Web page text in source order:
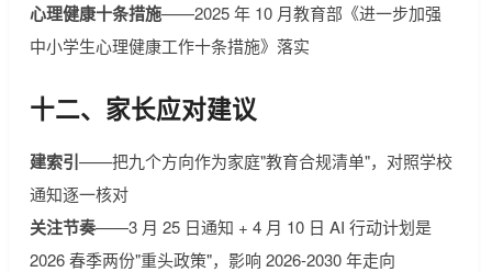
心理健康十条措施——2025 年 10 月教育部《进一步加强
中小学生心理健康工作十条措施》落实
十二、家长应对建议
建索引——把九个方向作为家庭"教育合规清单"，对照学校
通知逐一核对
关注节奏——3 月 25 日通知 + 4 月 10 日 AI 行动计划是
2026 春季两份"重头政策"，影响 2026-2030 年走向